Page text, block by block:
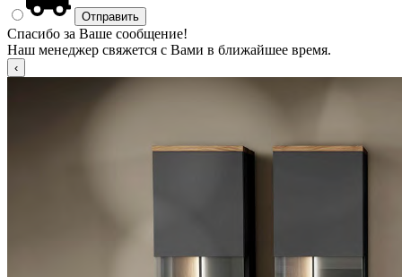
Спасибо за Ваше сообщение!
Наш менеджер свяжется с Вами в ближайшее время.